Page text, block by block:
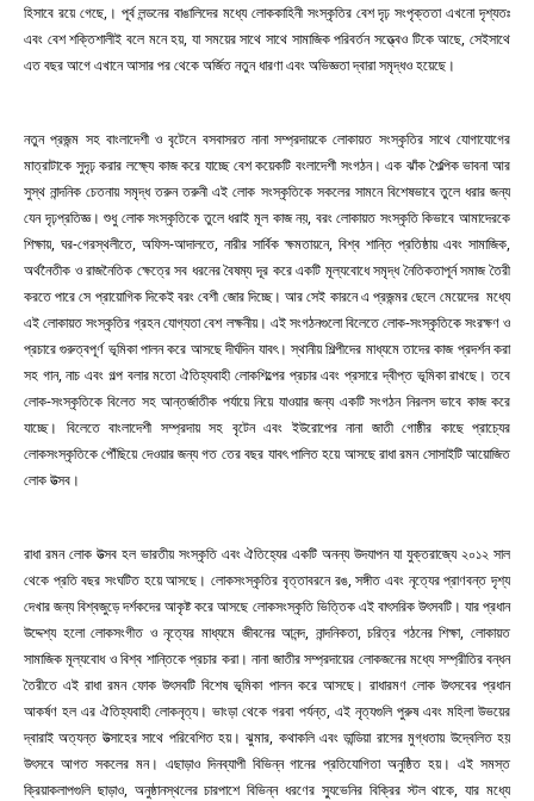
হিসাবে রয়ে গেছে,। পূর্ব লন্ডনের বাঙালিদের মধ্যে লোককাহিনী সংস্কৃতির বেশ দৃঢ় সংপৃক্ততা এখনো দৃশ্যতঃ
এবং বেশ শক্তিশালীই বলে মনে হয়, যা সময়ের সাথে সাথে সামাজিক পরিবর্তন সত্ত্বেও টিকে আছে, সেইসাথে
এত বছর আগে এখানে আসার পর থেকে অর্জিত নতুন ধারণা এবং অভিজ্ঞতা দ্বারা সমৃদ্ধও হয়েছে।
নতুন প্রজন্ম সহ বাংলাদেশী ও বৃটেনে বসবাসরত নানা সম্প্রদায়কে লোকায়ত সংস্কৃতির সাথে যোগাযোগের
মাত্রাটাকে সুদৃঢ় করার লক্ষ্যে কাজ করে যাচ্ছে বেশ কয়েকটি বংলাদেশী সংগঠন। এক ঝাঁক শৈল্পিক ভাবনা আর
সুস্থ নান্দনিক চেতনায় সমৃদ্ধ তরুন তরুনী এই লোক সংস্কৃতিকে সকলের সামনে বিশেষভাবে তুলে ধরার জন্য
যেন দৃঢ়প্রতিজ্ঞ। শুধু লোক সংস্কৃতিকে তুলে ধরাই মূল কাজ নয়, বরং লোকায়ত সংস্কৃতি কিভাবে আমাদেরকে
শিক্ষায়, ঘর-গেরস্থলীতে, অফিস-আদালতে, নারীর সার্বিক ক্ষমতায়নে, বিশ্ব শান্তি প্রতিষ্ঠায় এবং সামাজিক,
অর্থনৈতীক ও রাজনৈতিক ক্ষেত্রে সব ধরনের বৈষম্য দূর করে একটি মূল্যবোধে সমৃদ্ধ নৈতিকতাপূর্ন সমাজ তৈরী
করতে পারে সে প্রায়োগিক দিকেই বরং বেশী জোর দিচ্ছে। আর সেই কারনে এ প্রজন্মর ছেলে মেয়েদের মধ্যে
এই লোকায়ত সংস্কৃতির গ্রহন যোগ্যতা বেশ লক্ষনীয়। এই সংগঠনগুলো বিলেতে লোক-সংস্কৃতিকে সংরক্ষণ ও
প্রচারে গুরুত্বপূর্ণ ভূমিকা পালন করে আসছে দীর্ঘদিন যাবৎ। স্থানীয় শিল্পীদের মাধ্যমে তাদের কাজ প্রদর্শন করা
সহ গান, নাচ এবং গল্প বলার মতো ঐতিহ্যবাহী লোকশিল্পের প্রচার এবং প্রসারে দ্বীপ্ত ভূমিকা রাখছে। তবে
লোক-সংস্কৃতিকে বিলেত সহ আন্তর্জাতীক পর্যায়ে নিয়ে যাওয়ার জন্য একটি সংগঠন নিরলস ভাবে কাজ করে
যাচ্ছে। বিলেতে বাংলাদেশী সম্প্রদায় সহ বৃটেন এবং ইউরোপের নানা জাতী গোষ্ঠীর কাছে প্রাচ্যের
লোকসংস্কৃতিকে পৌঁছিয়ে দেওয়ার জন্য গত তের বছর যাবৎ পালিত হয়ে আসছে রাধা রমন সোসাইটি আয়োজিত
লোক উত্সব।
রাধা রমন লোক উত্সব হল ভারতীয় সংস্কৃতি এবং ঐতিহ্যের একটি অনন্য উদযাপন যা যুক্তরাজ্যে ২০১২ সাল
থেকে প্রতি বছর সংঘটিত হয়ে আসছে। লোকসংস্কৃতির বৃত্তাবরনে রঙ, সঙ্গীত এবং নৃত্যের প্রাণবন্ত দৃশ্য
দেখার জন্য বিশ্বজুড়ে দর্শকদের আকৃষ্ট করে আসছে লোকসংস্কৃতি ভিত্তিক এই বাৎসরিক উৎসবটি। যার প্রধান
উদ্দেশ্য হলো লোকসংগীত ও নৃত্যের মাধ্যমে জীবনের আনন্দ, নান্দনিকতা, চরিত্র গঠনের শিক্ষা, লোকায়ত
সামাজিক মূল্যবোধ ও বিশ্ব শান্তিকে প্রচার করা। নানা জাতীর সম্প্রদায়ের লোকজনের মধ্যে সম্প্রীতির বন্ধন
তৈরীতে এই রাধা রমন ফোক উৎসবটি বিশেষ ভূমিকা পালন করে আসছে। রাধারমণ লোক উৎসবের প্রধান
আকর্ষণ হল এর ঐতিহ্যবাহী লোকনৃত্য। ভাংড়া থেকে গরবা পর্যন্ত, এই নৃত্যগুলি পুরুষ এবং মহিলা উভয়ের
দ্বারাই অত্যন্ত উত্সাহের সাথে পরিবেশিত হয়। ঝুমার, কথাকলি এবং ডান্ডিয়া রাসের মুগ্ধতায় উদ্বেলিত হয়
উৎসবে আগত সকলের মন। এছাড়াও দিনব্যাপী বিভিন্ন গানের প্রতিযোগিতা অনুষ্ঠিত হয়। এই সমস্ত
ক্রিয়াকলাপগুলি ছাড়াও, অনুষ্ঠানস্থলের চারপাশে বিভিন্ন ধরণের স্যুভেনির বিক্রির স্টল থাকে, যার মধ্যে